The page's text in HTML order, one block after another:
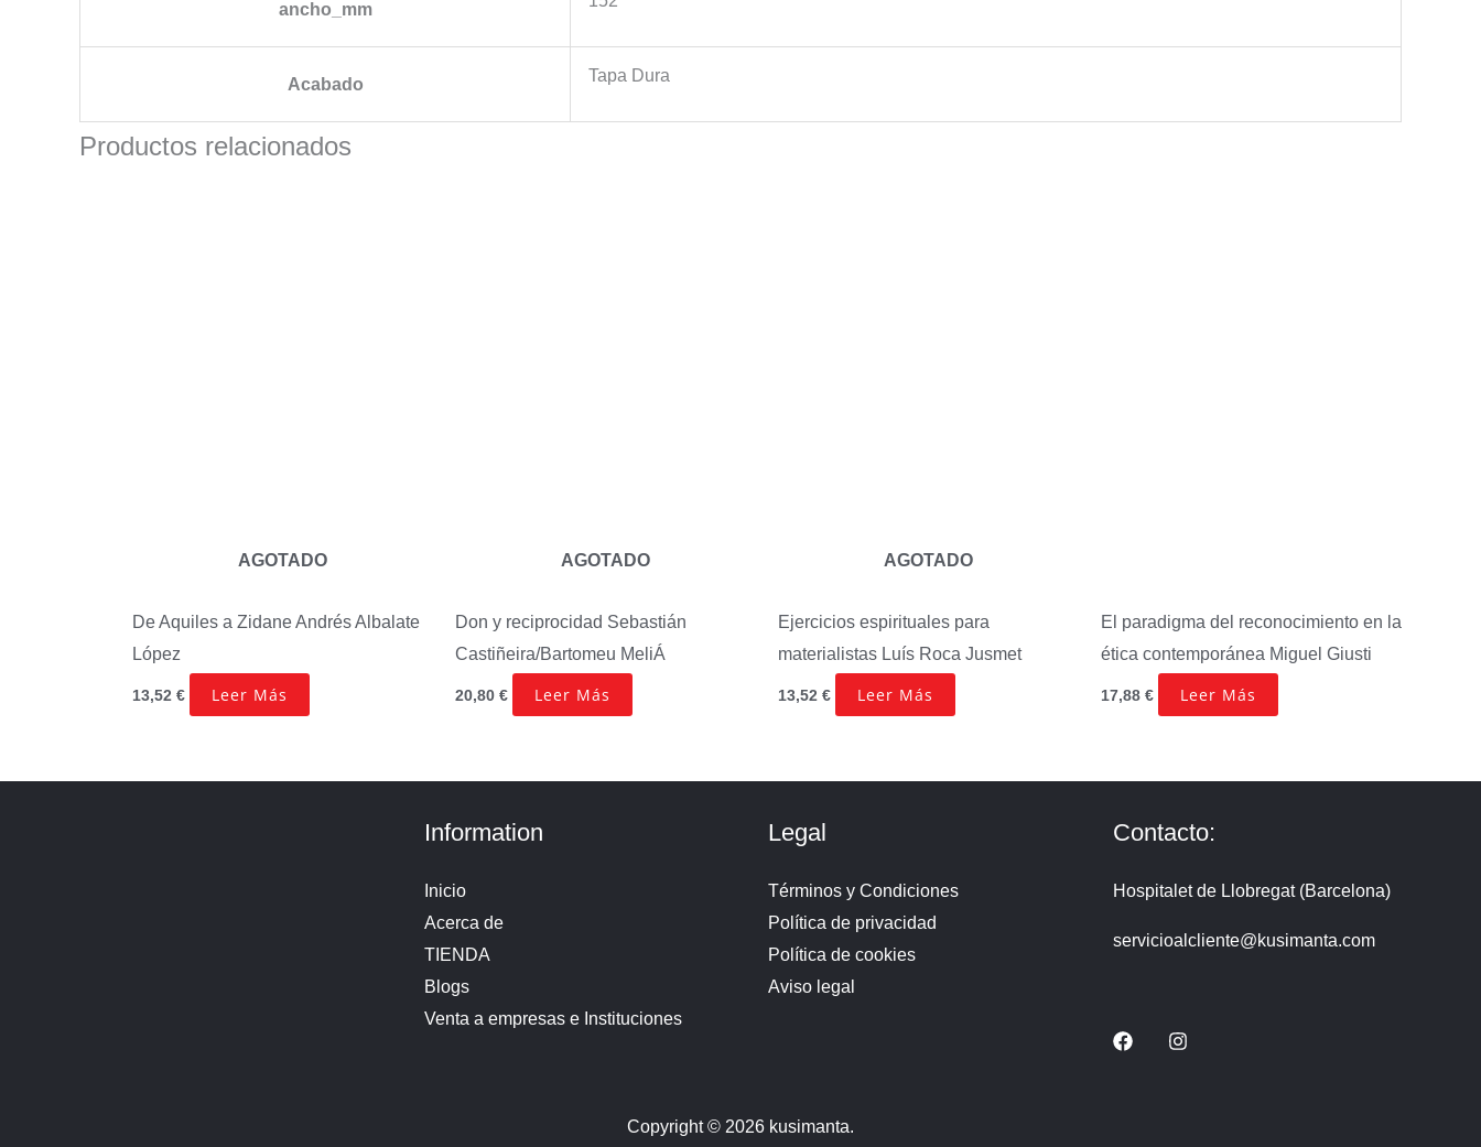
ancho_mm
Acabado Tapa Dura
Productos relacionados
AGOTADO
De Aquiles a ZidaneAndrés Albalate
López
13,52 € Leer Más
AGOTADO
Don y reciprocidad Sebastián
Castiñeira/Bartomeu MeliÁ
20,80 € Leer Más
AGOTADO
Ejercicios espirituales para
materialistas Luís Roca Jusmet
13,52 € Leer Más
El paradigma del reconocimiento en la
ética contemporánea Miguel Giusti
17,88 € Leer Más
Information
Inicio
Acerca de
TIENDA
Blogs
Venta a empresas e Instituciones
Legal
Términos y Condiciones
Política de privacidad
Política de cookies
Aviso legal
Contacto:
Hospitalet de Llobregat (Barcelona)
servicioalcliente@kusimanta.com
Copyright © 2026 kusimanta.